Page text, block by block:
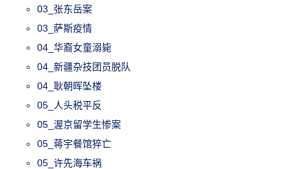
03_张东岳案
03_萨斯疫情
04_华裔女童溺毙
04_新疆杂技团员脱队
04_耿朝晖坠楼
05_人头税平反
05_渥京留学生惨案
05_蒋宇餐馆猝亡
05_许先海车祸